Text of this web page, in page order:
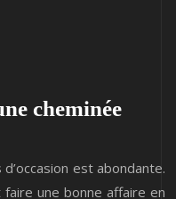
cheminée
est abondante.
une bonne affaire en